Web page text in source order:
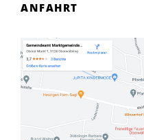
ANFAHRT